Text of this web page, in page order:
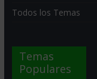
Todos los Temas
Temas
Populares